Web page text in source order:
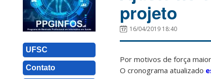
UFSC
Contato
projeto
16/04/2019 18:40
Por motivos de força
O cronograma atualizado